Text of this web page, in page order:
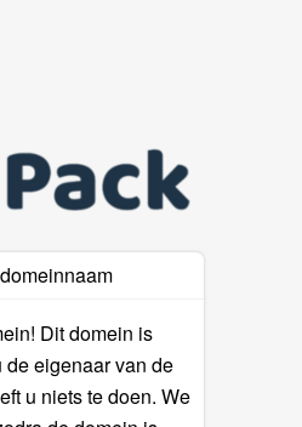
Dit domein is
eigenaar van de
u niets te doen. We